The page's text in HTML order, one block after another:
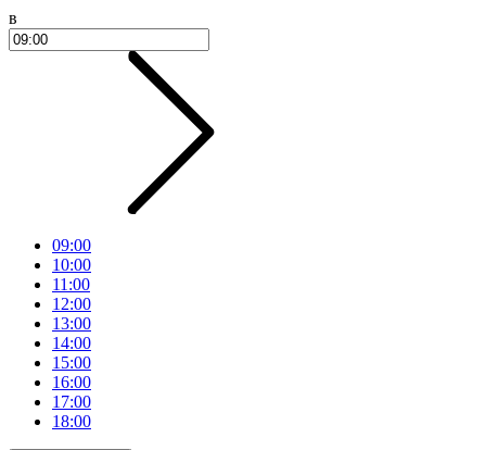
в
09:00
10:00
11:00
12:00
13:00
14:00
15:00
16:00
17:00
18:00